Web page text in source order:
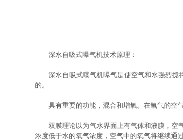
深水自吸式曝气机技术原理：
深水自吸式曝气机曝气是使空气和水强烈搅拌
的。
具有重要的功能，混合和增氧。在氧气的空气
双膜理论以为气水界面上有气体和液膜，空气
浓度低于水的氧气浓度，空气中的氧气将继续通